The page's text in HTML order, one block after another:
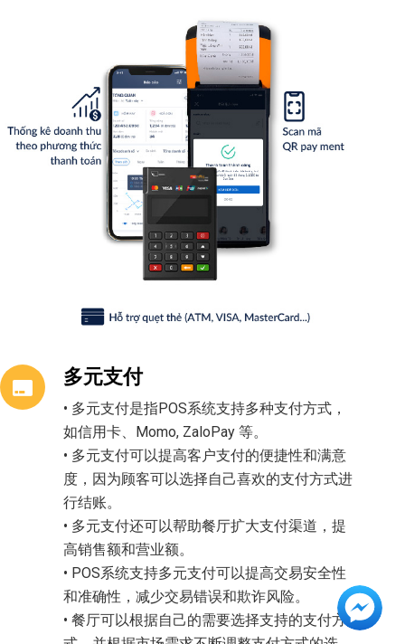
多元支付
• 多元支付是指POS系统支持多种支付方式，
如信用卡、Momo, ZaloPay 等。
• 多元支付可以提高客户支付的便捷性和满意
度，因为顾客可以选择自己喜欢的支付方式进
行结账。
• 多元支付还可以帮助餐厅扩大支付渠道，提
高销售额和营业额。
• POS系统支持多元支付可以提高交易安全性
和准确性，减少交易错误和欺诈风险。
• 餐厅可以根据自己的需要选择支持的支付方